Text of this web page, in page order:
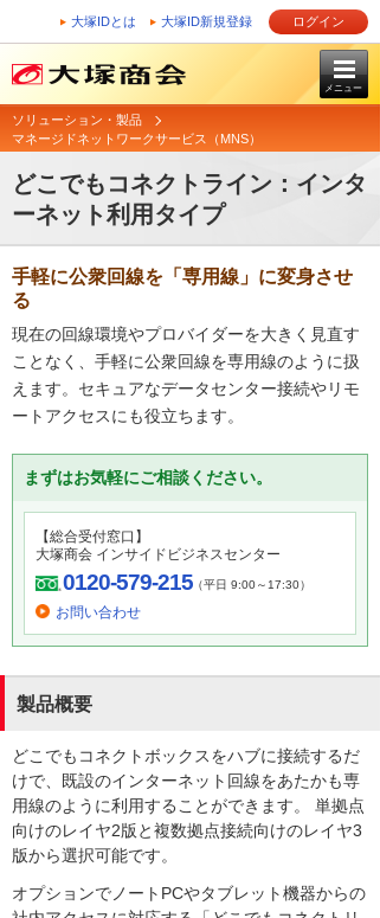
大塚IDとは 大塚ID新規登録 ログイン
メニュー
ソリューション・製品
マネージドネットワークサービス（MNS）
どこでもコネクトライン：インタ
ーネット利用タイプ
手軽に公衆回線を「専用線」に変身させ
る
現在の回線環境やプロバイダーを大きく見直す
ことなく、手軽に公衆回線を専用線のように扱
えます。セキュアなデータセンター接続やリモ
ートアクセスにも役立ちます。
まずはお気軽にご相談ください。
【総合受付窓口】
大塚商会 インサイドビジネスセンター
0120-579-215（平日 9:00～17:30）
お問い合わせ
製品概要
どこでもコネクトボックスをハブに接続するだ
けで、既設のインターネット回線をあたかも専
用線のように利用することができます。 単拠点
向けのレイヤ2版と複数拠点接続向けのレイヤ3
版から選択可能です。
オプションでノートPCやタブレット機器からの